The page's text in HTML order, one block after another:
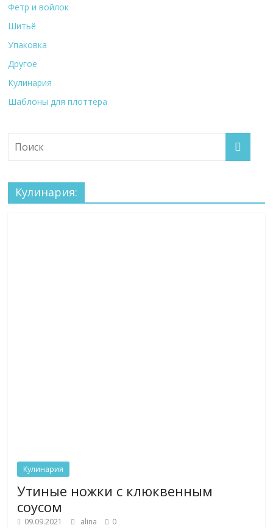
Фетр и войлок
Шитьё
Упаковка
Другое
Кулинария
Шаблоны для плоттера
Кулинария:
Кулинария
Утиные ножки с клюквенным
соусом
09.09.2021 alina 0